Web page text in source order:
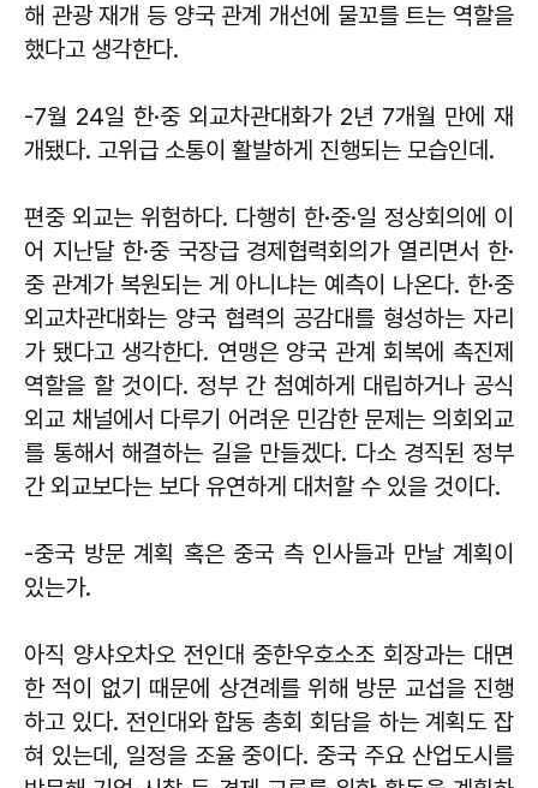
해 관광 재개 등 양국 관계 개선에 물꼬를 트는 역할을
했다고 생각한다.
-7월 24일 한·중 외교차관대화가 2년 7개월 만에 재
개됐다. 고위급 소통이 활발하게 진행되는 모습인데.
편중 외교는 위험하다. 다행히 한·중·일 정상회의에 이
어 지난달 한·중 국장급 경제협력회의가 열리면서 한·
중 관계가 복원되는 게 아니냐는 예측이 나온다. 한·중
외교차관대화는 양국 협력의 공감대를 형성하는 자리
가 됐다고 생각한다. 연맹은 양국 관계 회복에 촉진제
역할을 할 것이다. 정부 간 첨예하게 대립하거나 공식
외교 채널에서 다루기 어려운 민감한 문제는 의회외교
를 통해서 해결하는 길을 만들겠다. 다소 경직된 정부
간 외교보다는 보다 유연하게 대처할 수 있을 것이다.
-중국 방문 계획 혹은 중국 측 인사들과 만날 계획이
있는가.
아직 양샤오차오 전인대 중한우호소조 회장과는 대면
한 적이 없기 때문에 상견례를 위해 방문 교섭을 진행
하고 있다. 전인대와 합동 총회 회담을 하는 계획도 잡
혀 있는데, 일정을 조율 중이다. 중국 주요 산업도시를